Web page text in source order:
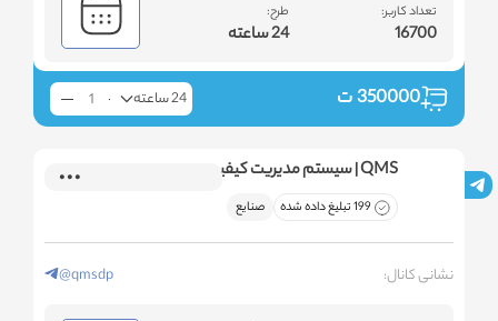
تعداد کاربر:
16700
طرح:
24 ساعته
350000ت 24 ساعته
QMS | سیستم مدیریت کیفیت
199 تبلیغ داده شده صنایع
نشانی کانال: @qmsdp